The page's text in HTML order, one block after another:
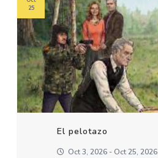
El pelotazo
Oct 3, 2026 - Oct 25, 2026
25